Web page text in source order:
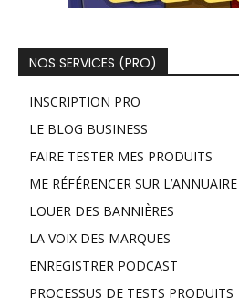
NOS SERVICES (PRO)
INSCRIPTION PRO
LE BLOG BUSINESS
FAIRE TESTER MES PRODUITS
ME RÉFÉRENCER SUR L’ANNUAIRE
LOUER DES BANNIÈRES
LA VOIX DES MARQUES
ENREGISTRER PODCAST
PROCESSUS DE TESTS PRODUITS